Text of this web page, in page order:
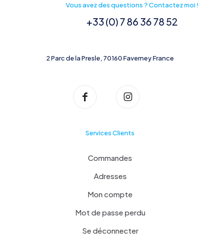
Vous avez des questions ? Contactez moi !
+33 (0) 7 86 36 78 52
2 Parc de la Presle, 70160 Faverney France
Services Clients
Commandes
Adresses
Mon compte
Mot de passe perdu
Se déconnecter